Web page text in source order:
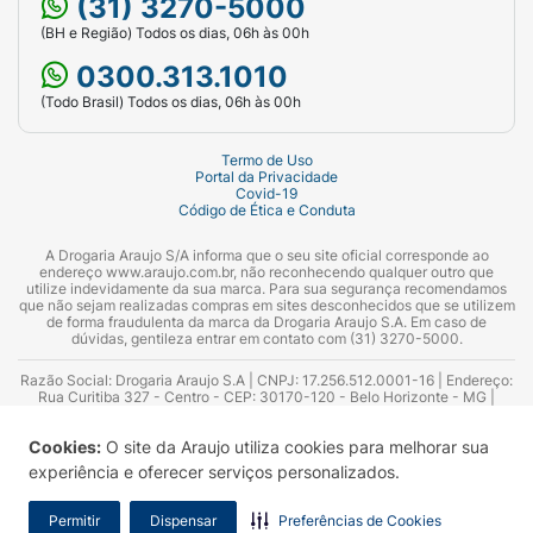
Cookies: O site da Araujo utiliza cookies para melhorar sua
experiência e oferecer serviços personalizados.
Permitir Dispensar Preferências de Cookies
Como todo medicamento, o Geodon pode
causar efeitos colaterais. Reações muito
comuns (ocorrem em mais de 10% dos
pacientes), podem ser insônia ou sonolência
Em casos menos comuns podemos ter
episódios de mania, agitação, ansiedade,
perda ou ganho de peso. É possível se
deparar também com sintomas como tontura,
cansaço, fraqueza, náusea, má digestão e
outros.
Fique atento a qualquer reação e informe o
seu médico sempre que necessário,
agravamento dos sintomas.
Quem não pode usar o Geodon?
(31) 3270-5000
(BH e Região) Todos os dias, 06h às 00h
0300.313.1010
(Todo Brasil) Todos os dias, 06h às 00h
Termo de Uso
Portal da Privacidade
Covid-19
Código de Ética e Conduta
A Drogaria Araujo S/A informa que o seu site oficial corresponde ao
endereço www.araujo.com.br, não reconhecendo qualquer outro que
utilize indevidamente da sua marca. Para sua segurança recomendamos
que não sejam realizadas compras em sites desconhecidos que se utilizem
de forma fraudulenta da marca da Drogaria Araujo S.A. Em caso de
dúvidas, gentileza entrar em contato com (31) 3270-5000.
Razão Social: Drogaria Araujo S.A | CNPJ: 17.256.512.0001-16 | Endereço:
Rua Curitiba 327 - Centro - CEP: 30170-120 - Belo Horizonte - MG |
Azevedo Guimarães – CRF 10.965 | Yasmin Silva Alvarenga – CRF 52.584 -
Consultor substituto: Thiago Aguiar Pinheiro - CRF Nº 13.748. Alvará
Sanitário: 2025020713 | Autorização de Funcionamento da Empresa (AFE):